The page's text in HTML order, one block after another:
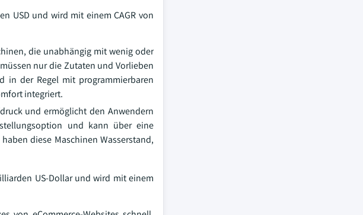
USD und wird mit einem CAGR von
die unabhängig mit wenig oder
nur die Zutaten und Vorlieben
in der Regel mit programmierbaren
integriert.
und ermöglicht den Anwendern
und kann über eine
diese Maschinen Wasserstand,
US-Dollar und wird mit einem